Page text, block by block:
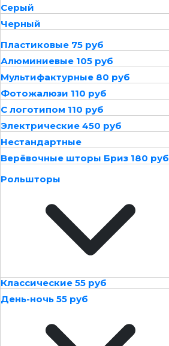
Серый
Черный
Пластиковые 75 руб
Алюминиевые 105 руб
Мультифактурные 80 руб
Фотожалюзи 110 руб
С логотипом 110 руб
Электрические 450 руб
Нестандартные
Верёвочные шторы Бриз 180 руб
Рольшторы
Классические 55 руб
День-ночь 55 руб